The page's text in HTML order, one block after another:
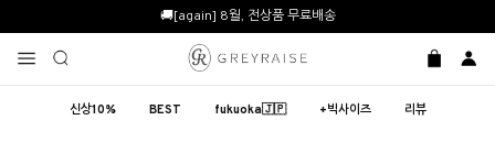
🚚[again] 8월, 전상품 무료배송
신상10% BEST fukuoka🇯🇵 +빅사이즈 리뷰